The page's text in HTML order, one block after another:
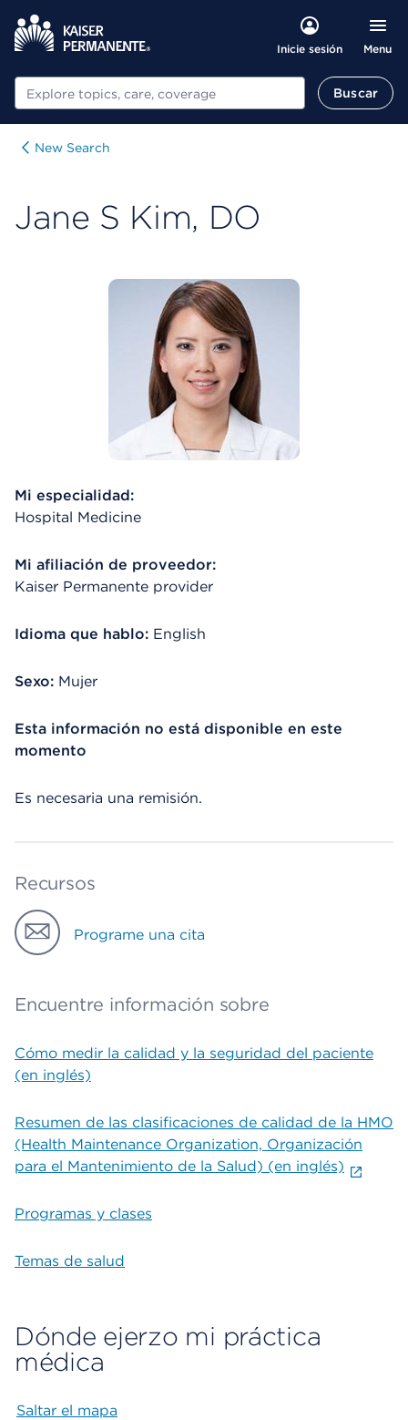
Inicie sesión Menu
Buscar Buscar
New Search
Jane S Kim, DO
Mi especialidad:
Hospital Medicine
Mi afiliación de proveedor:
Kaiser Permanente provider
Idioma que hablo: English
Sexo: Mujer
Esta información no está disponible en este
momento
Es necesaria una remisión.
Recursos
Programe una cita
Encuentre información sobre
Cómo medir la calidad y la seguridad del paciente
(en inglés)
Resumen de las clasificaciones de calidad de la HMO
(Health Maintenance Organization, Organización
para el Mantenimiento de la Salud) (en inglés)
Programas y clases
Temas de salud
Dónde ejerzo mi práctica
médica
Saltar el mapa